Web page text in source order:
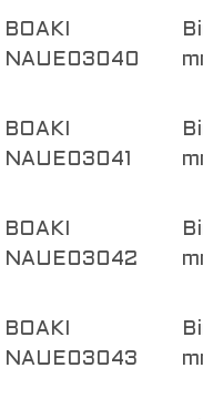
BOAKI
NAUE03040
BOAKI
NAUE03041
BOAKI
NAUE03042
BOAKI
NAUE03043